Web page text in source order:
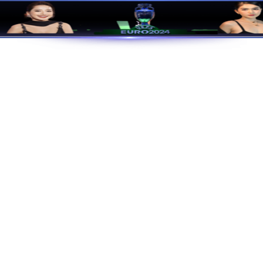
娱乐-科技赋能场景,让娱乐更
演出活动 关于pg娱乐